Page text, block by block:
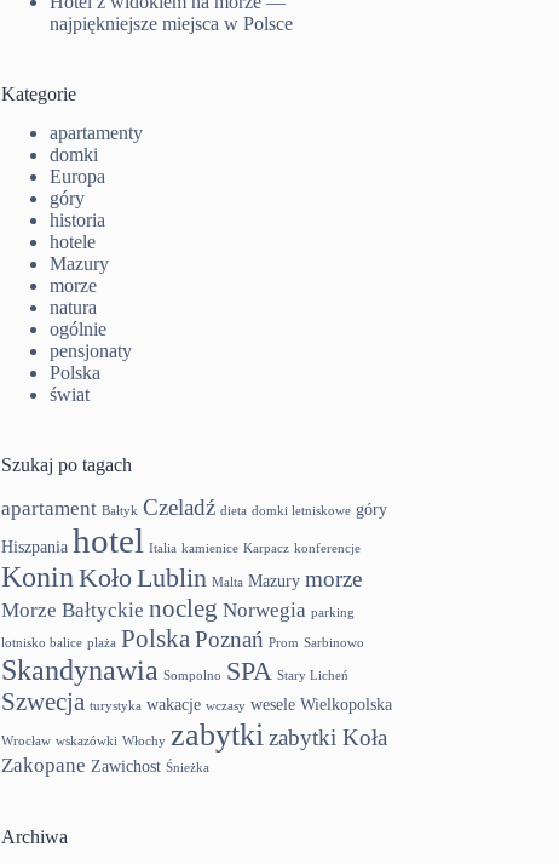
najpiękniejsze miejsca w Polsce
Kategorie
apartamenty
domki
Europa
góry
historia
hotele
Mazury
morze
natura
ogólnie
pensjonaty
Polska
świat
Szukaj po tagach
apartament Bałtyk Czeladź dieta domki letniskowe góry
Hiszpania hotel Italia kamienice Karpacz konferencje
Konin Koło Lublin Malta Mazury morze
Morze Bałtyckie nocleg Norwegia parking
lotnisko balice plaża PolskaPoznań Prom Sarbinowo
Skandynawia Sompolno SPA Stary Licheń
Szwecja turystyka wakacje wczasy wesele Wielkopolska
Wrocław wskazówki Włochy zabytkizabytki Koła
Zakopane Zawichost Śnieżka
Archiwa